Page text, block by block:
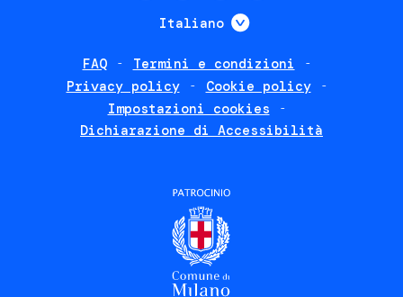
Italiano Mostra ulteriori
FAQ
Termini e condizioni
Privacy policy
Cookie policy
Impostazioni cookies
Dichiarazione di Accessibilità